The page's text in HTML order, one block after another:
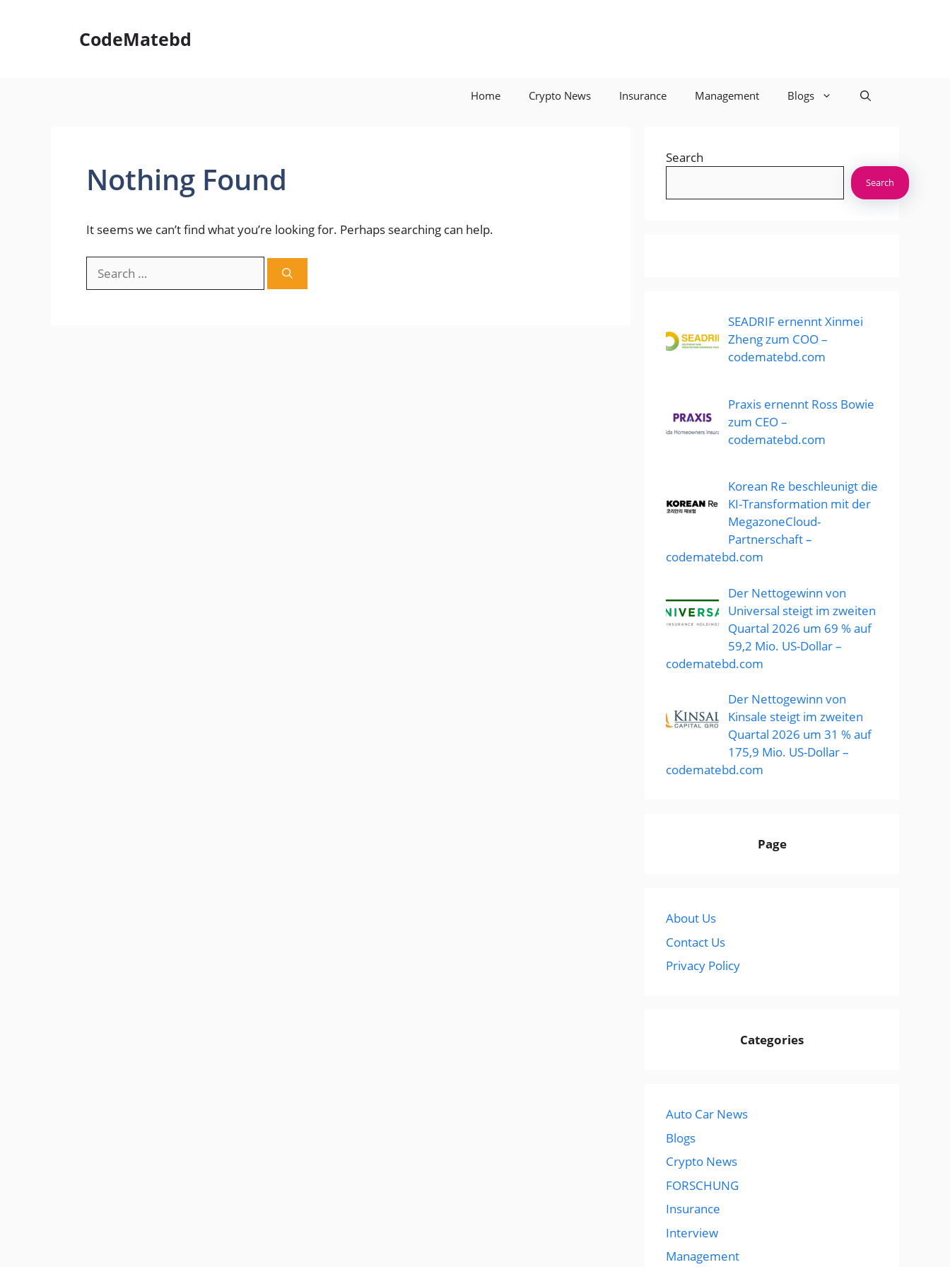
CodeMatebd
Home Crypto News Insurance Management Blogs
Nothing Found
It seems we can’t find what you’re looking for. Perhaps searching can help.
for:
Search
Search
SEADRIF ernennt Xinmei
Zheng zum COO –
codematebd.com
Praxis ernennt Ross Bowie
zum CEO –
codematebd.com
Korean Re beschleunigt die
KI-Transformation mit der
MegazoneCloud-
Partnerschaft –
codematebd.com
Der Nettogewinn von
Universal steigt im zweiten
Quartal 2026 um 69 % auf
59,2 Mio. US-Dollar –
codematebd.com
Der Nettogewinn von
Kinsale steigt im zweiten
Quartal 2026 um 31 % auf
175,9 Mio. US-Dollar –
codematebd.com
Page
About Us
Contact Us
Privacy Policy
Categories
Auto Car News
Blogs
Crypto News
FORSCHUNG
Insurance
Interview
Management